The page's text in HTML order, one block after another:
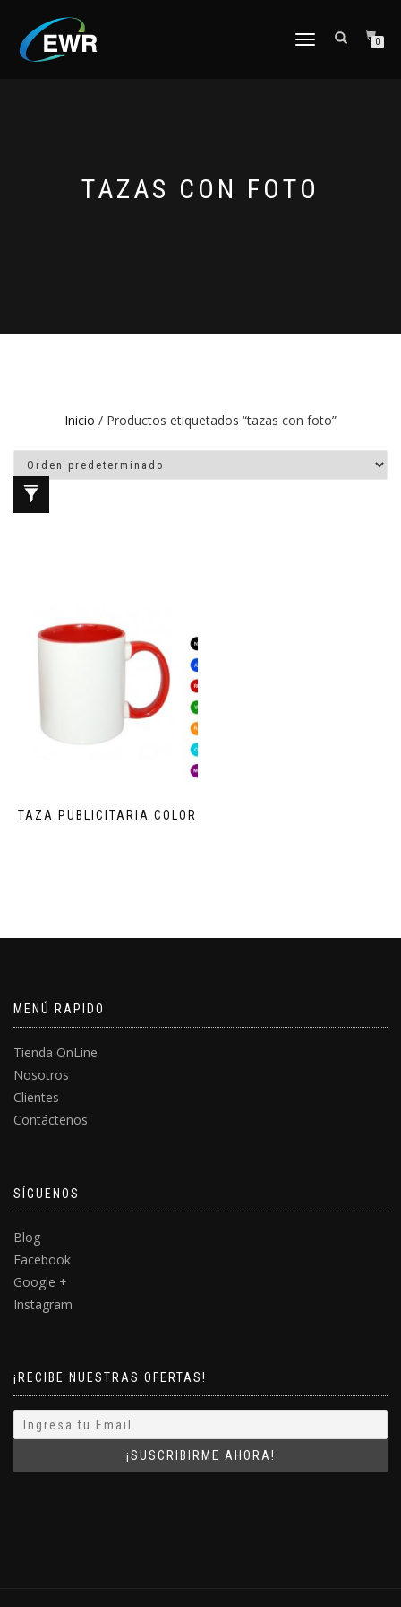
CAMBIAR
0
TAZAS CON FOTO
Inicio / Productos etiquetados “tazas con foto”
TAZA PUBLICITARIA COLOR
MENÚ RAPIDO
Tienda OnLine
Nosotros
Clientes
Contáctenos
SÍGUENOS
Blog
Facebook
Google +
Instagram
¡RECIBE NUESTRAS OFERTAS!